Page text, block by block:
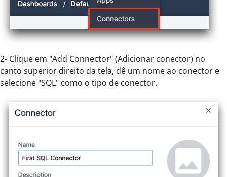
2- Clique em "Add Connector" (Adicionar conector) no
canto superior direito da tela, dê um nome ao conector e
selecione "SQL" como o tipo de conector.